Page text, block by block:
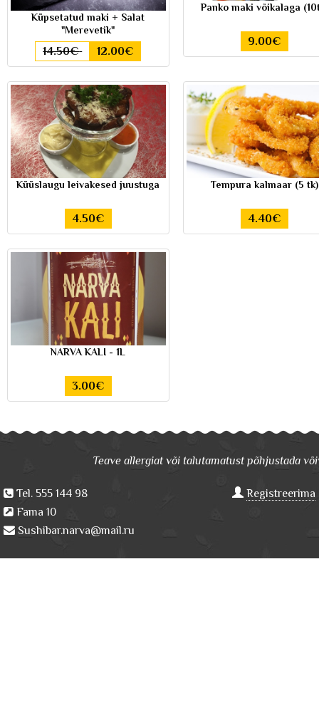
Küpsetatud maki + Salat
"Merevetik"
14.50€ 12.00€
Panko maki võikalaga
9.00€
Küüslaugu leivakesed juustuga
4.50€
Tempura kalmaar (5 tk)
4.40€
NARVA KALI - 1L
3.00€
Teave allergiat või talutamatust põhjustada
Tel. 555 144 98
Fama 10
Sushibar.narva@mail.ru
Registreerima